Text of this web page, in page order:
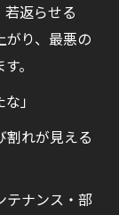
返らせる
がり、最悪の
。
」
割れが見える
テナンス・部